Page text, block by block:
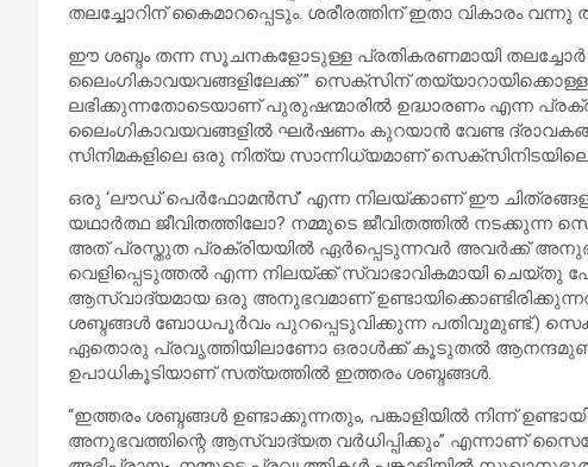
തലച്ചോറിന് കൈമാറപ്പെടും. ശരീരത്തിന് ഇതാ വികാരം
ഈ ശബ്ദം തന്ന സൂചനകളോടുള്ള പ്രതികരണമായി
ലൈംഗികാവയവങ്ങളിലേക്ക് ” സെക്‌സിന്
ലഭിക്കുന്നതോടെയാണ് പുരുഷന്മാരില്‍ ഉദ്ധാരണം എന്ന
ലൈംഗികാവയവങ്ങളില്‍ ഘര്‍ഷണം കുറയാന്‍ വേണ്ട
സിനിമകളിലെ ഒരു നിത്യ സാന്നിധ്യമാണ്
ഒരു ‘ലൗഡ് പെര്‍ഫോമന്‍സ്’ എന്ന നിലയ്ക്കാണ് ഈ
യഥാര്‍ത്ഥ ജീവിതത്തിലോ? നമ്മുടെ ജീവിതത്തില്‍ നടക്കുന്ന
അത് പ്രസ്തുത പ്രക്രിയയില്‍ ഏര്‍പ്പെടുന്നവര്‍ അവര്‍ക്ക്
വെളിപ്പെടുത്തല്‍ എന്ന നിലയ്ക്ക് സ്വാഭാവികമായി ചെയ്തു
ആസ്വാദ്യമായ ഒരു അനുഭവമാണ് ഉണ്ടായിക്കൊണ്ടിരിക്കുന്നത്
ശബ്ദങ്ങള്‍ ബോധപൂര്‍വം പുറപ്പെടുവിക്കുന്ന പതിവുമുണ്ട്.)
ഏതൊരു പ്രവൃത്തിയിലാണോ ഒരാള്‍ക്ക് കൂടുതല്‍
ഉപാധികൂടിയാണ് സത്യത്തില്‍ ഇത്തരം ശബ്ദങ്ങള്‍.
“ഇത്തരം ശബ്ദങ്ങള്‍ ഉണ്ടാക്കുന്നതും, പങ്കാളിയില്‍ നിന്ന്
അനുഭവത്തിന്റെ ആസ്വാദ്യത വര്‍ധിപ്പിക്കും” എന്നാണ്